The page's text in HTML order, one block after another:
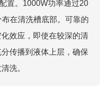
置。1000W功率通过20
在清洗槽底部。可靠的
效应，即使在较深的清
传播到液体上层，确保
洗。